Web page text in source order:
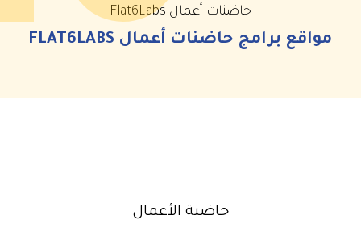
حاضنات أعمال Flat6Labs
مواقع برامج حاضنات أعمال FLAT6LABS
حاضنة الأعمال